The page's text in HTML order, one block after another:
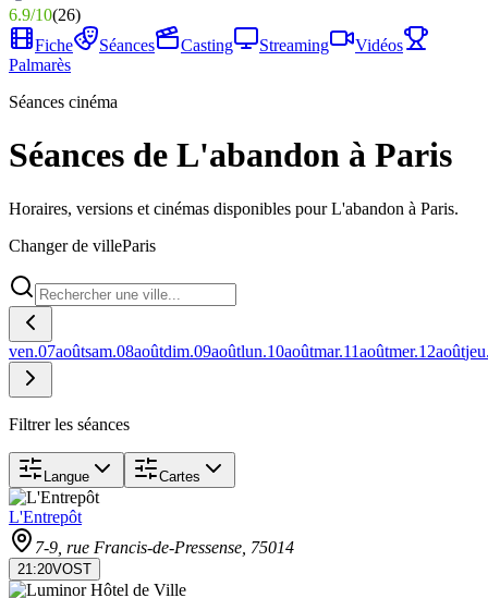
6.9/10(26)
Fiche
Séances Casting Streaming
Vidéos
Palmarès
Séances cinéma
Séances de L'abandon à Paris
Horaires, versions et cinémas disponibles pour L'abandon à Paris.
Changer de villeParis
ven.07aoûtsam.08aoûtdim.09aoûtlun.10aoûtmar.11aoûtmer.12août
Filtrer les séances
Langue Cartes
L'Entrepôt
7-9, rue Francis-de-Pressense , 75014
21:20VOST